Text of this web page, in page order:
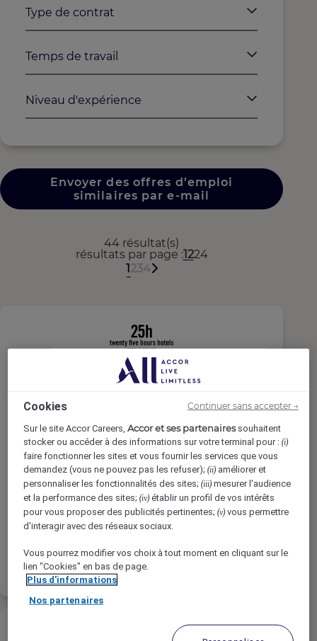
Type de contrat
Temps de travail
Niveau d'expérience
Envoyer des offres d’emploi
similaires par e-mail
44 résultat(s)
1234
résultats par page 1224
Sales Coordinator (m/f/d)
25hours Hotel Duesseldorf Das Tour,
Düsseldorf, Germany
Temps Complet
Sales & Marketing
En savoir
plus
Liste de
Cookies
Sur le site Accor Careers,Accor et ses partenairessouhaitent
stocker ou accéder à des informations sur votre terminal pour :(i)
faire fonctionner les sites et vous fournir les services que vous
demandez (vous ne pouvez pas les refuser);(ii) améliorer et
personnaliser les fonctionnalités des sites;(iii) mesurer l'audience
et la performance des sites;(iv) établir un profil de vos intérêts
pour vous proposer des publicités pertinentes;(v) vous permettre
d'interagir avec des réseaux sociaux.
Vous pourrez modifier vos choix à tout moment en cliquant sur le
lien "Cookies" en bas de page.
Plus d'informations
Nos partenaires
Continuer sans accepter →